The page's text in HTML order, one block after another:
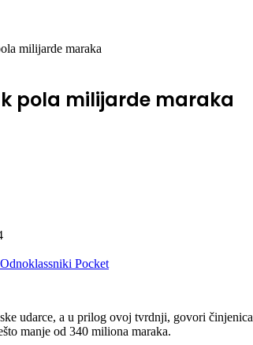
milijarde maraka
pola milijarde maraka
Odnoklassniki Pocket
udarce, a u prilog ovoj tvrdnji, govori
manje od 340 miliona maraka.